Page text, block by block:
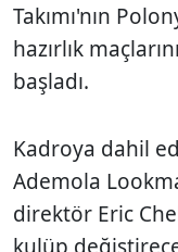
Takımı'nın
hazırlık
başladı.
Kadroya dahil
Ademola
direktör Eric
kulüp